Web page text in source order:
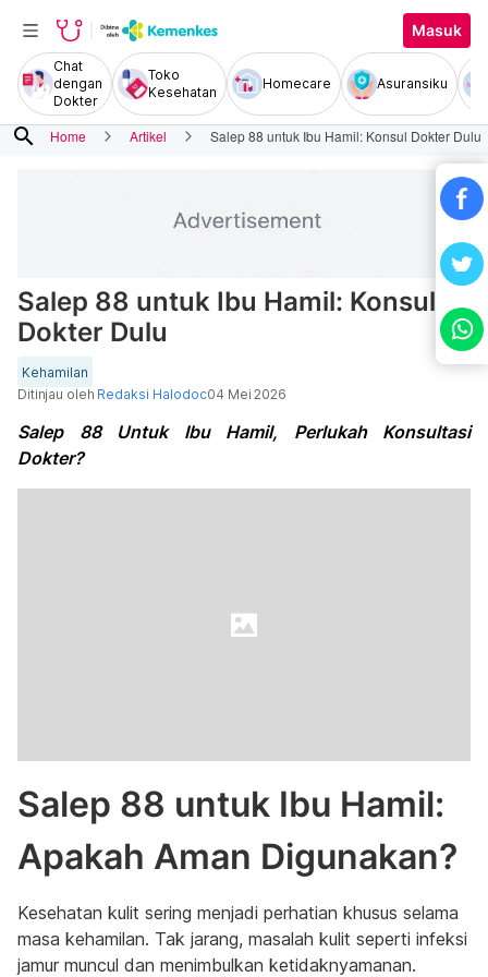
Masuk
Chat
dengan
Dokter
Toko
Kesehatan
Homecare Asuransiku
search Home Artikel Salep 88 untuk Ibu Hamil: Konsul Dokter Dulu
Salep 88 untuk Ibu Hamil: Konsul
Dokter Dulu
Kehamilan
Ditinjau oleh Redaksi Halodoc04 Mei 2026
Salep 88 Untuk Ibu Hamil, Perlukah Konsultasi
Dokter?
Salep 88 untuk Ibu Hamil:
Apakah Aman Digunakan?
Kesehatan kulit sering menjadi perhatian khusus selama
masa kehamilan. Tak jarang, masalah kulit seperti infeksi
jamur muncul dan menimbulkan ketidaknyamanan.